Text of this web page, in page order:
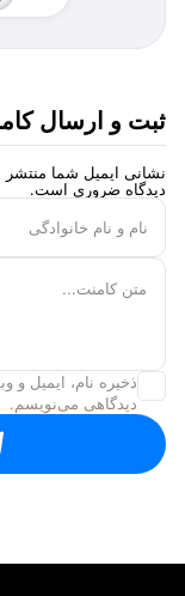
ثبت و ارسال
نشانی ایمیل شما
دیدگاه ضروری است.
نام و نام خانوادگی
متن کامنت...
ذخیره نام، ایمیل و
دیدگاهی می‌نویسم.